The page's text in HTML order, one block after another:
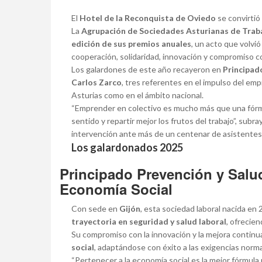
El Hotel de la Reconquista de Oviedo se
La Agrupación de Sociedades Asturianas de
edición de sus premios anuales, un acto que
cooperación, solidaridad, innovación y compromiso
Los galardones de este año recayeron en
Carlos Zarco, tres referentes en el impulso del
Asturias como en el ámbito nacional.
“Emprender en colectivo es mucho más que una
sentido y repartir mejor los frutos del trabajo”,
intervención ante más de un centenar de
Los galardonados 2025
Principado Prevención y
Economía Social
Con sede en Gijón, esta sociedad laboral nacida
trayectoria en seguridad y salud laboral,
Su compromiso con la innovación y la mejora
social, adaptándose con éxito a las exigencias